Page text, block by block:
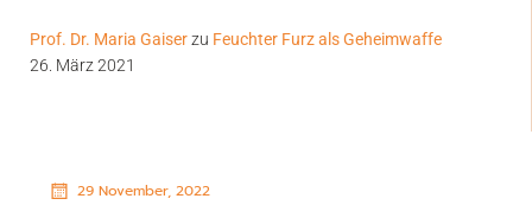
Prof. Dr. Maria Gaiserzu Feuchter Furz als Geheimwaffe
26. März 2021
29 November, 2022